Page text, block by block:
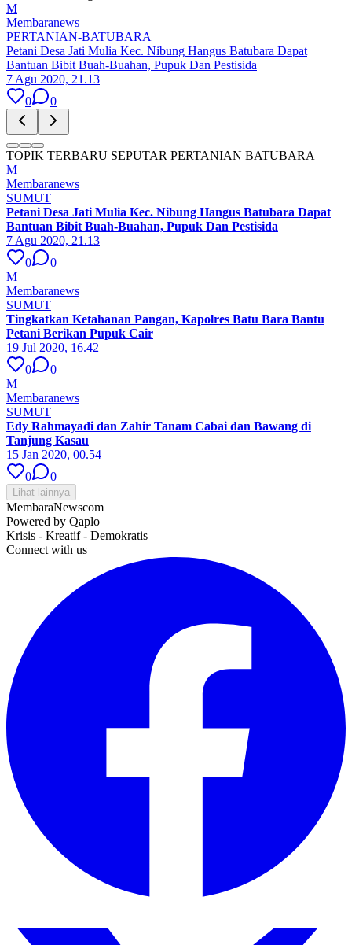
M
Membaranews
PERTANIAN-BATUBARA
Petani Desa Jati Mulia Kec. Nibung Hangus Batubara Dapat
Bantuan Bibit Buah-Buahan, Pupuk Dan Pestisida
7 Agu 2020, 21.13
0
0
TOPIK TERBARU SEPUTAR PERTANIAN BATUBARA
M
Membaranews
SUMUT
Petani Desa Jati Mulia Kec. Nibung Hangus Batubara Dapat
Bantuan Bibit Buah-Buahan, Pupuk Dan Pestisida
7 Agu 2020, 21.13
0
0
M
Membaranews
SUMUT
Tingkatkan Ketahanan Pangan, Kapolres Batu Bara Bantu
Petani Berikan Pupuk Cair
19 Jul 2020, 16.42
0
0
M
Membaranews
SUMUT
Edy Rahmayadi dan Zahir Tanam Cabai dan Bawang di
Tanjung Kasau
15 Jan 2020, 00.54
0
0
Lihat lainnya
MembaraNewscom
Powered by Qaplo
Krisis - Kreatif - Demokratis
Connect with us